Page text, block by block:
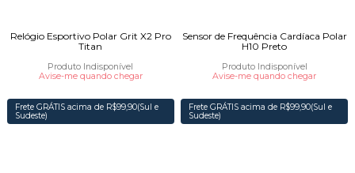
Relógio Esportivo Polar Grit X2 Pro
Titan
Produto Indisponível
Avise-me quando chegar
Frete GRÁTIS acima de R$99,90(Sul e
Sudeste)
Sensor de Frequência Cardíaca Polar
H10 Preto
Produto Indisponível
Avise-me quando chegar
Frete GRÁTIS acima de R$99,90(Sul e
Sudeste)